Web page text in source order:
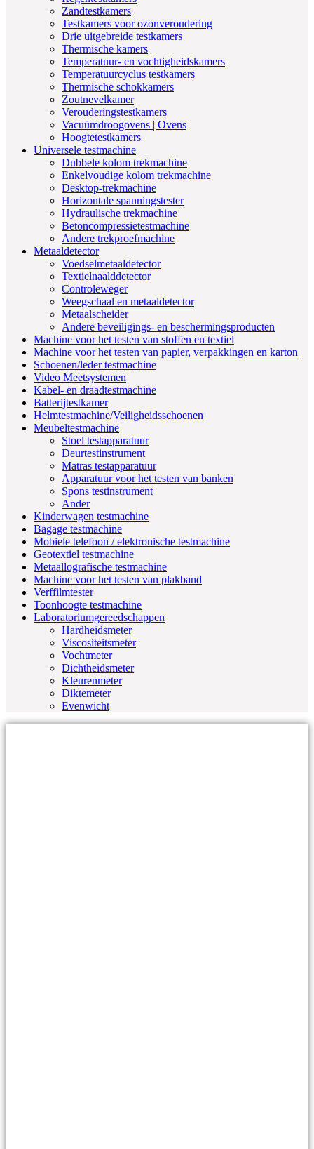
Zandtestkamers
Testkamers voor ozonveroudering
Drie uitgebreide testkamers
Thermische kamers
Temperatuur- en vochtigheidskamers
Temperatuurcyclus testkamers
Thermische schokkamers
Zoutnevelkamer
Verouderingstestkamers
Vacuümdroogovens | Ovens
Hoogtetestkamers
Universele testmachine
Dubbele kolom trekmachine
Enkelvoudige kolom trekmachine
Desktop-trekmachine
Horizontale spanningstester
Hydraulische trekmachine
Betoncompressietestmachine
Andere trekproefmachine
Metaaldetector
Voedselmetaaldetector
Textielnaalddetector
Controleweger
Weegschaal en metaaldetector
Metaalscheider
Andere beveiligings- en beschermingsproducten
Machine voor het testen van stoffen en textiel
Machine voor het testen van papier, verpakkingen en karton
Schoenen/leder testmachine
Video Meetsystemen
Kabel- en draadtestmachine
Batterijtestkamer
Helmtestmachine/Veiligheidsschoenen
Meubeltestmachine
Stoel testapparatuur
Deurtestinstrument
Matras testapparatuur
Apparatuur voor het testen van banken
Spons testinstrument
Ander
Kinderwagen testmachine
Bagage testmachine
Mobiele telefoon / elektronische testmachine
Geotextiel testmachine
Metaallografische testmachine
Machine voor het testen van plakband
Verffilmtester
Toonhoogte testmachine
Laboratoriumgereedschappen
Hardheidsmeter
Viscositeitsmeter
Vochtmeter
Dichtheidsmeter
Kleurenmeter
Diktemeter
Evenwicht